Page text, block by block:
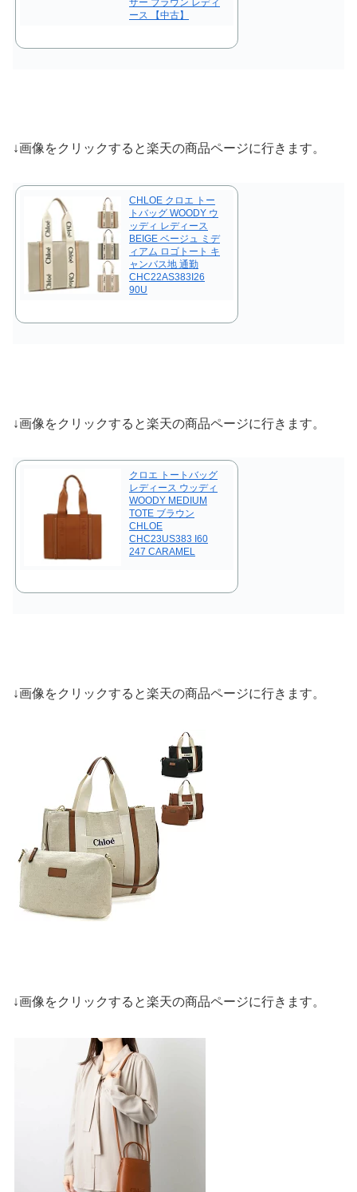
ース 【中古】
↓画像をクリックすると楽天の商品ページに行きます。
CHLOE クロエ トー
トバッグ WOODY ウ
ッディ レディース
BEIGE ベージュ ミデ
ィアム ロゴトート キ
ャンバス地 通勤
CHC22AS383I26
90U
↓画像をクリックすると楽天の商品ページに行きます。
クロエ トートバッグ
レディース ウッディ
WOODY MEDIUM
TOTE ブラウン
CHLOE
CHC23US383 I60
247 CARAMEL
↓画像をクリックすると楽天の商品ページに行きます。
↓画像をクリックすると楽天の商品ページに行きます。